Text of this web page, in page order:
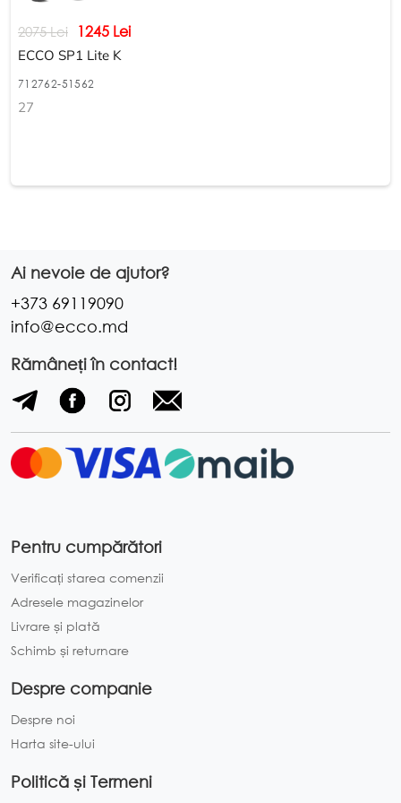
2075 Lei 1245 Lei
ECCO SP1 Lite K
712762-51562
27
Ai nevoie de ajutor?
+373 69119090
info@ecco.md
Rămâneți în contact!
Pentru cumpărători
Verificați starea comenzii
Adresele magazinelor
Livrare și plată
Schimb și returnare
Despre companie
Despre noi
Harta site-ului
Politică și Termeni